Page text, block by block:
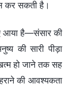
कर सकती है।
आया है—संसार की
की सारी पीड़ा
हो जाने तक सह
की आवश्यकता